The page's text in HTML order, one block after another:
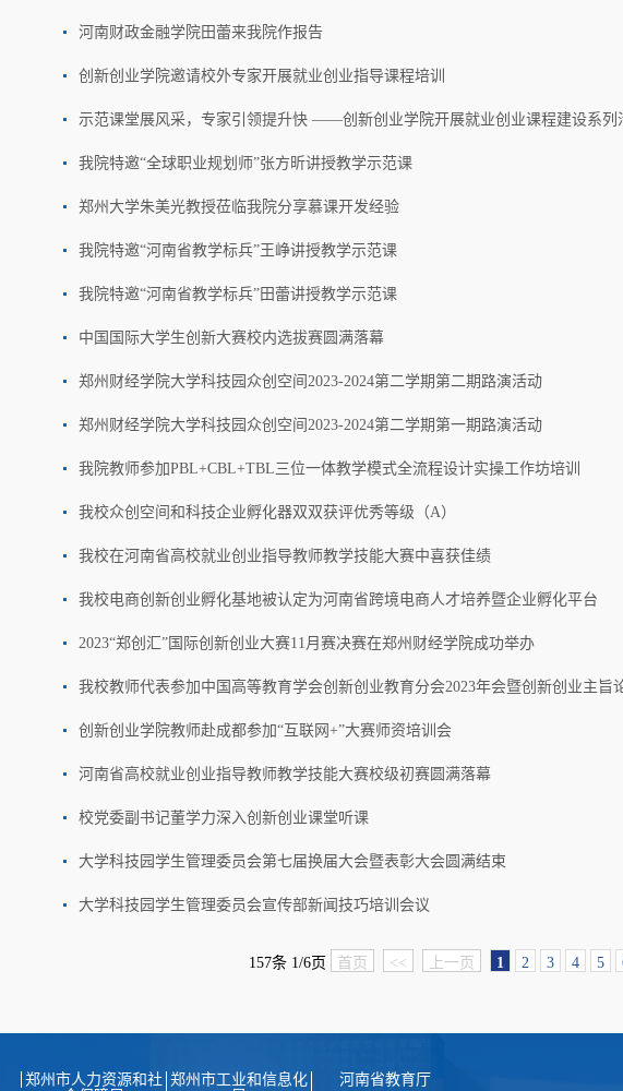
河南财政金融学院田蕾来我院作报告
创新创业学院邀请校外专家开展就业创业指导课程培训
示范课堂展风采，专家引领提升快 ——创新创业学院开展就业创业课程建设系列
我院特邀“全球职业规划师”张方昕讲授教学示范课
郑州大学朱美光教授莅临我院分享慕课开发经验
我院特邀“河南省教学标兵”王峥讲授教学示范课
我院特邀“河南省教学标兵”田蕾讲授教学示范课
中国国际大学生创新大赛校内选拔赛圆满落幕
郑州财经学院大学科技园众创空间2023-2024第二学期第二期路演活动
郑州财经学院大学科技园众创空间2023-2024第二学期第一期路演活动
我院教师参加PBL+CBL+TBL三位一体教学模式全流程设计实操工作坊培训
我校众创空间和科技企业孵化器双双获评优秀等级（A）
我校在河南省高校就业创业指导教师教学技能大赛中喜获佳绩
我校电商创新创业孵化基地被认定为河南省跨境电商人才培养暨企业孵化平台
2023“郑创汇”国际创新创业大赛11月赛决赛在郑州财经学院成功举办
我校教师代表参加中国高等教育学会创新创业教育分会2023年会暨创新创业主旨
创新创业学院教师赴成都参加“互联网+”大赛师资培训会
河南省高校就业创业指导教师教学技能大赛校级初赛圆满落幕
校党委副书记董学力深入创新创业课堂听课
大学科技园学生管理委员会第七届换届大会暨表彰大会圆满结束
大学科技园学生管理委员会宣传部新闻技巧培训会议
157条 1/6页 首页 << 上一页 1 2 3 4 5
郑州市人力资源和社 郑州市工业和信息化
河南省教育厅